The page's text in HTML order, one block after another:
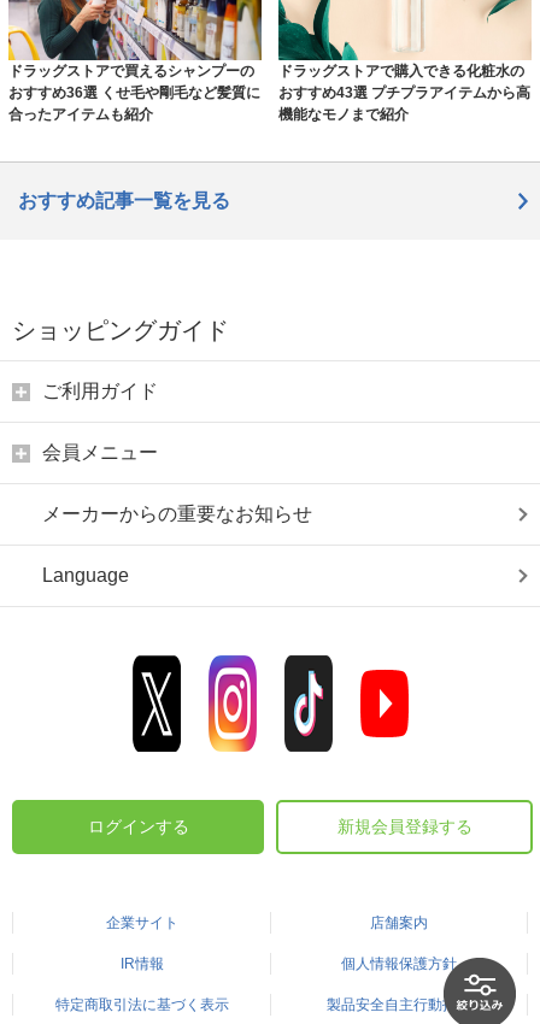
ドラッグストアで買えるシャンプーの
おすすめ36選 くせ毛や剛毛など髪質に
合ったアイテムも紹介
ドラッグストアで購入できる化粧水の
おすすめ43選 プチプラアイテムから高
機能なモノまで紹介
おすすめ記事一覧を見る
ショッピングガイド
ご利用ガイド
会員メニュー
メーカーからの重要なお知らせ
Language
ログインする 新規会員登録する
企業サイト 店舗案内
IR情報 個人情報保護方針
特定商取引法に基づく表示 製品安全自主行動指針